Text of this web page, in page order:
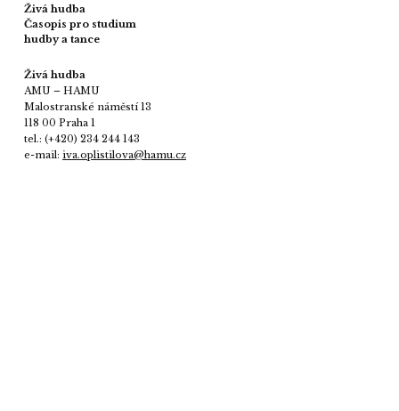
Živá hudba
Časopis pro studium
hudby a tance
Živá hudba
AMU – HAMU
Malostranské náměstí 13
118 00 Praha 1
tel.: (+420) 234 244 143
e-mail: iva.oplistilova@hamu.cz